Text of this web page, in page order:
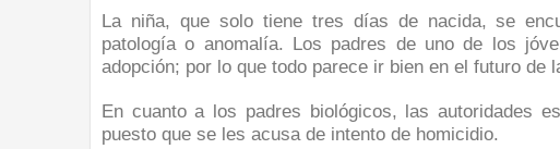
La niña, que solo tiene tres días de nacida, se
patología o anomalía. Los padres de uno de los
adopción; por lo que todo parece ir bien en el futuro de
En cuanto a los padres biológicos, las autoridades
puesto que se les acusa de intento de homicidio.